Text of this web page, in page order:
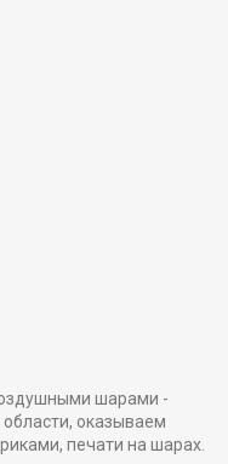
шарами -
оказываем
печати на шарах.